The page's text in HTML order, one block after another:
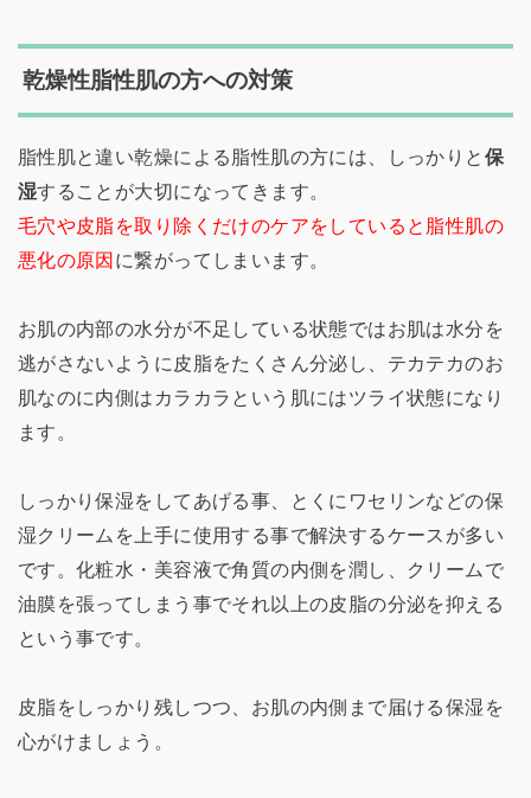
乾燥性脂性肌の方への対策
脂性肌と違い乾燥による脂性肌の方には、しっかりと 保
湿することが大切になってきます。
毛穴や皮脂を取り除くだけのケアをしていると脂性肌の
悪化の原因に繋がってしまいます。
お肌の内部の水分が不足している状態ではお肌は水分を
逃がさないように皮脂をたくさん分泌し、テカテカのお
肌なのに内側はカラカラという肌にはツライ状態になり
ます。
しっかり保湿をしてあげる事、とくにワセリンなどの保
湿クリームを上手に使用する事で解決するケースが多い
です。化粧水・美容液で角質の内側を潤し、クリームで
油膜を張ってしまう事でそれ以上の皮脂の分泌を抑える
という事です。
皮脂をしっかり残しつつ、お肌の内側まで届ける保湿を
心がけましょう。